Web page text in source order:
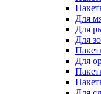
Для
Для
Для
Для